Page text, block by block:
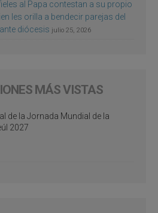
al Papa contestan a su propio
les orilla a bendecir parejas del
diócesis julio 25, 2026
MÁS VISTAS
de la Jornada Mundial de la
2027